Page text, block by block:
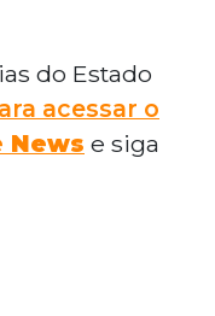
do Estado
acessar o
News e siga